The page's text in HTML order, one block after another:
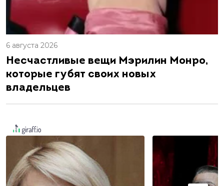
6 августа 2026
Несчастливые вещи Мэрилин Монро,
которые губят своих новых
владельцев